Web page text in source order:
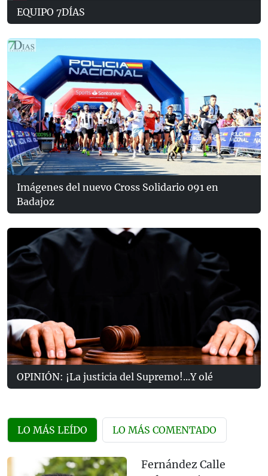
EQUIPO 7DÍAS
Imágenes del nuevo Cross Solidario 091 en
Badajoz
OPINIÓN: ¡La justicia del Supremo!...Y olé
LO MÁS LEÍDO LO MÁS COMENTADO
Fernández Calle